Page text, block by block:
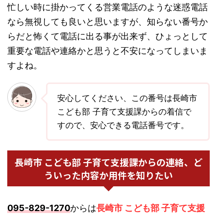
忙しい時に掛かってくる営業電話のような迷惑電話
なら無視しても良いと思いますが、知らない番号か
らだと怖くて電話に出る事が出来ず、ひょっとして
重要な電話や連絡かと思うと不安になってしまいま
すよね。
安心してください、この番号は長崎市
こども部 子育て支援課からの着信で
すので、安心できる電話番号です。
長崎市 こども部 子育て支援課からの連絡、ど
ういった内容か用件を知りたい
095-829-1270からは長崎市 こども部 子育て支援